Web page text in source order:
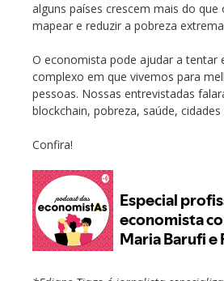
alguns países crescem mais do
mapear e reduzir a pobreza
O economista pode ajudar a tentar
complexo em que vivemos para
pessoas. Nossas entrevistadas
blockchain, pobreza, saúde,
Confira!